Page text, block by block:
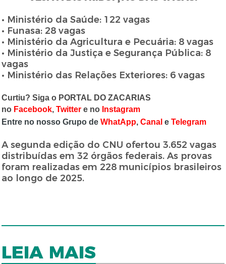
• Ministério da Saúde: 122 vagas
• Funasa: 28 vagas
• Ministério da Agricultura e Pecuária: 8 vagas
• Ministério da Justiça e Segurança Pública: 8
vagas
• Ministério das Relações Exteriores: 6 vagas
Curtiu? Siga o PORTAL DO ZACARIAS
no Facebook,Twitter e no Instagram
Entre no nosso Grupo deWhatApp,Canal eTelegram
A segunda edição do CNU ofertou 3.652 vagas
distribuídas em 32 órgãos federais. As provas
foram realizadas em 228 municípios brasileiros
ao longo de 2025.
LEIA MAIS